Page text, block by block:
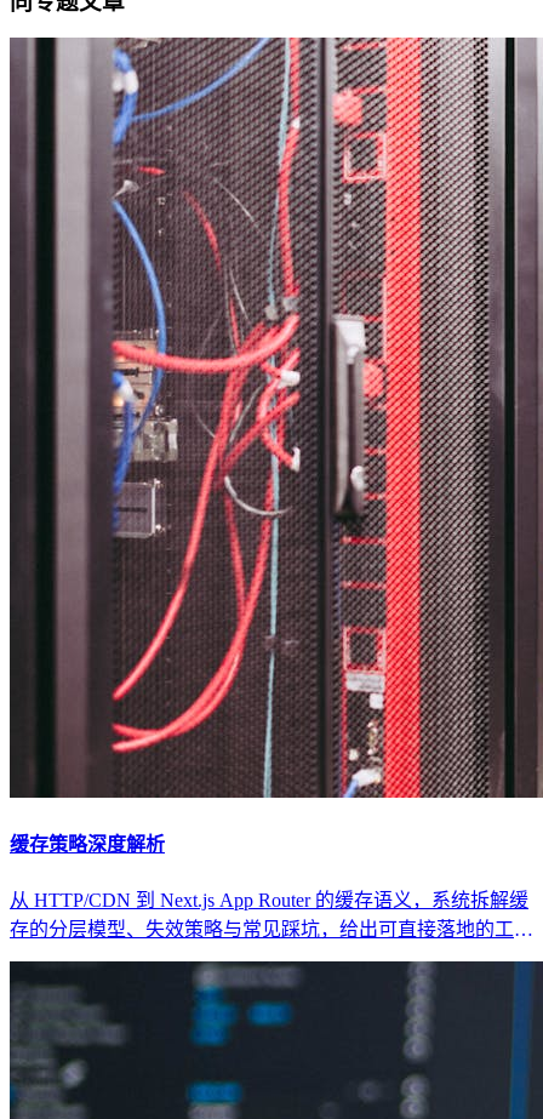
缓存策略深度解析
从 HTTP/CDN 到 Next.js App Router 的缓存语义，系统拆解缓
存的分层模型、失效策略与常见踩坑，给出可直接落地的工程
化方案与检查清单。